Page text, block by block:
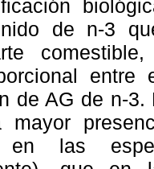
de n-3
de AG de n-
mayor
en las